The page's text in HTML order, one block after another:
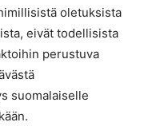
oletuksista
eivät todellisista
perustuva
suomalaiselle